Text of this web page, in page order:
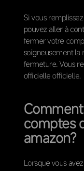
Si vous
pouvez aller à
fermer votre
soigneusement la
fermeture. Vous
officielle officielle.
comptes
amazon?
Lorsque vous